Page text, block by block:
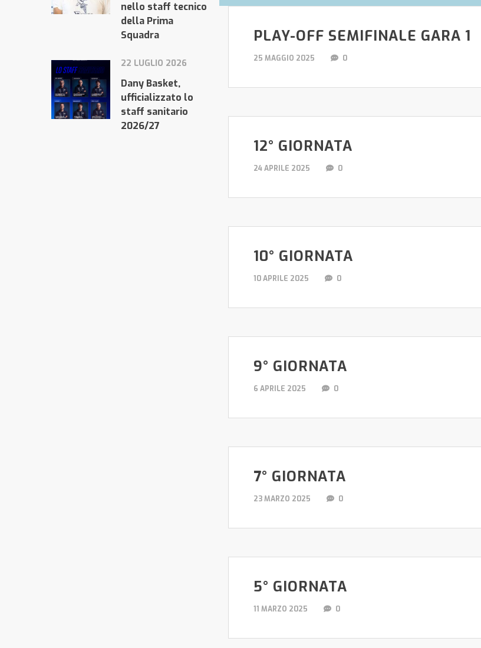
PLAY-OFF SEMIFINALE GARA 1
25 MAGGIO 2025 0
12° GIORNATA
24 APRILE 2025 0
10° GIORNATA
10 APRILE 2025 0
9° GIORNATA
6 APRILE 2025 0
7° GIORNATA
23 MARZO 2025 0
5° GIORNATA
11 MARZO 2025 0
nello staff tecnico
della Prima
Squadra
22 LUGLIO 2026
Dany Basket,
ufficializzato lo
staff sanitario
2026/27